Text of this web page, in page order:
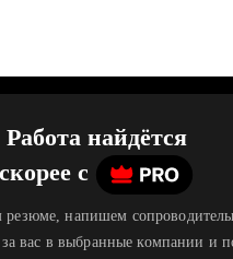
Работа найдётся
скорее c
напишем
за вас в выбранные компании и